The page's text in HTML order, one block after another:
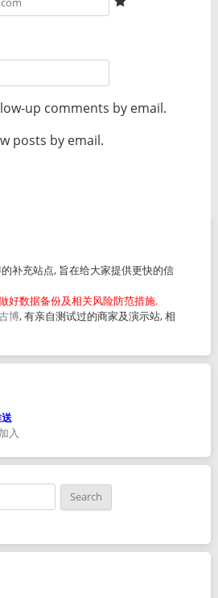
up comments by email.
posts by email.
补充站点, 旨在给大家提供更快的信
好数据备份及相关风险防范措施.
博, 有亲自测试过的商家及演示站, 相
入